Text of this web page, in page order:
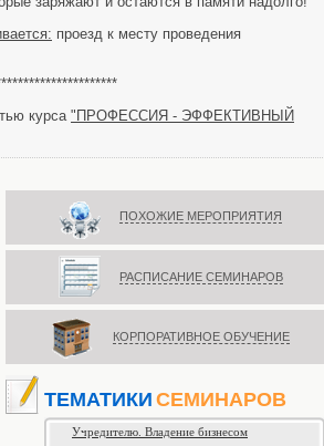
проезд к месту проведения
курса "ПРОФЕССИЯ - ЭФФЕКТИВНЫЙ
ПОХОЖИЕ МЕРОПРИЯТИЯ
РАСПИСАНИЕ СЕМИНАРОВ
КОРПОРАТИВНОЕ ОБУЧЕНИЕ
ТЕМАТИКИ СЕМИНАРОВ
Учредителю. Владение бизнесом